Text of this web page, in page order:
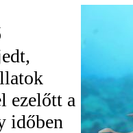
ezelőtt a
időben